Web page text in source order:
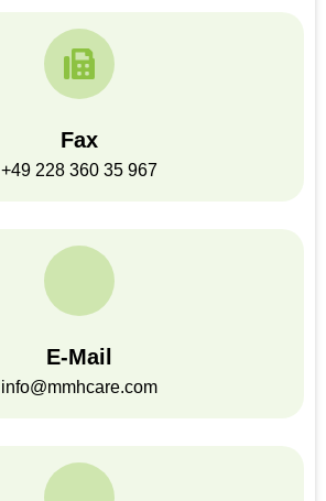
Fax
+49 228 360 35 967
E-Mail
info@mmhcare.com